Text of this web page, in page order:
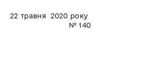
22 травня
№ 140